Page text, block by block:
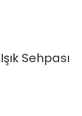
Sehpası